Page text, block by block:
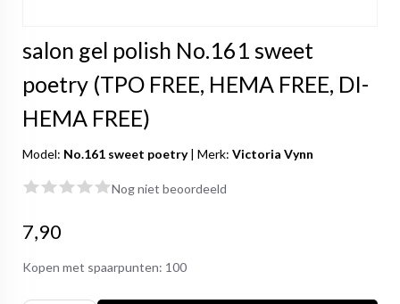
salon gel polish No.161 sweet
poetry (TPO FREE, HEMA FREE, DI-
HEMA FREE)
Model: No.161 sweet poetry | Merk: Victoria Vynn
Nog niet beoordeeld
7,90
Kopen met spaarpunten: 100